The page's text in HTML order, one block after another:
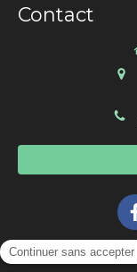
Contact
Le